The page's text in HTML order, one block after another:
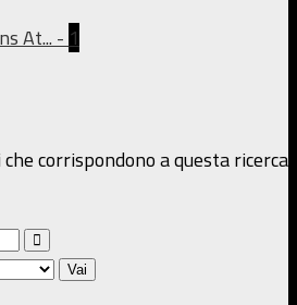
At... - 1
corrispondono a questa ricerca
Vai